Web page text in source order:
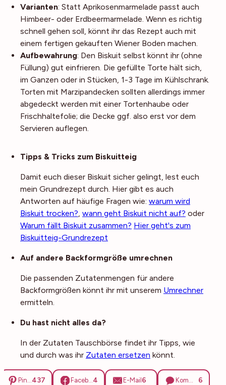
Varianten: Statt Aprikosenmarmelade passt auch
Himbeer- oder Erdbeermarmelade. Wenn es richtig
schnell gehen soll, könnt ihr das Rezept auch mit
einem fertigen gekauften Wiener Boden machen.
Aufbewahrung: Den Biskuit selbst könnt ihr (ohne
Füllung) gut einfrieren. Die gefüllte Torte hält sich,
im Ganzen oder in Stücken, 1-3 Tage im Kühlschrank.
Torten mit Marzipandecken sollten allerdings immer
abgedeckt werden mit einer Tortenhaube oder
Frischhaltefolie; die Decke ggf. also erst vor dem
Servieren auflegen.
Tipps & Tricks zum Biskuitteig
Damit euch dieser Biskuit sicher gelingt, lest euch
mein Grundrezept durch. Hier gibt es auch
Antworten auf häufige Fragen wie: warum wird
Biskuit trocken? wann geht Biskuit nicht auf? oder
Warum fällt Biskuit zusammen? Hier geht's zum
Biskuitteig-Grundrezept
Auf andere Backformgröße umrechnen
Die passenden Zutatenmengen für andere
Backformgrößen könnt ihr mit unserem Umrechner
ermitteln.
Du hast nicht alles da?
In der Zutaten Tauschbörse findet ihr Tipps, wie
und durch was ihr Zutaten ersetzen könnt.
437 4 E-Mail6 6